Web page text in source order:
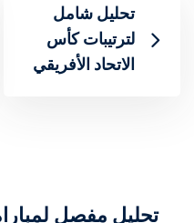
تحليل شامل
لترتيبات كأس
الاتحاد الأفريقي
تحليل مفصل